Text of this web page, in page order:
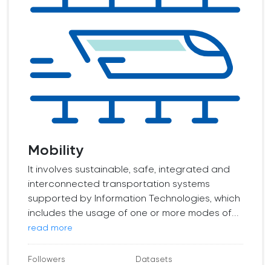
Mobility
It involves sustainable, safe, integrated and
interconnected transportation systems
supported by Information Technologies, which
includes the usage of one or more modes of...
read more
Followers Datasets